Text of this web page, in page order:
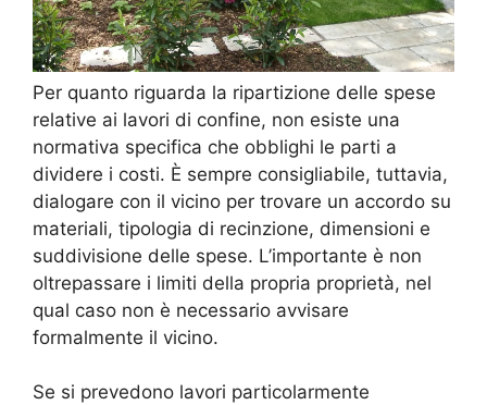
Per quanto riguarda la ripartizione delle spese
relative ai lavori di confine, non esiste una
normativa specifica che obblighi le parti a
dividere i costi. È sempre consigliabile, tuttavia,
dialogare con il vicino per trovare un accordo su
materiali, tipologia di recinzione, dimensioni e
suddivisione delle spese. L’importante è non
oltrepassare i limiti della propria proprietà, nel
qual caso non è necessario avvisare
formalmente il vicino.
Se si prevedono lavori particolarmente